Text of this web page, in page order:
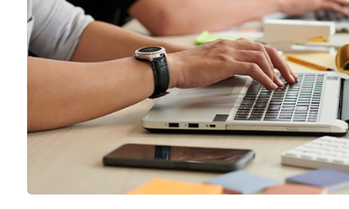
사이트맵